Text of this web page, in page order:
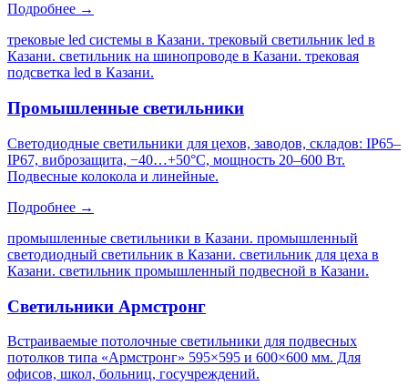
Подробнее →
трековые led системы в Казани. трековый светильник led в
Казани. светильник на шинопроводе в Казани. трековая
подсветка led в Казани.
Промышленные светильники
Светодиодные светильники для цехов, заводов, складов: IP65–
IP67, виброзащита, −40…+50°C, мощность 20–600 Вт.
Подвесные колокола и линейные.
Подробнее →
промышленные светильники в Казани. промышленный
светодиодный светильник в Казани. светильник для цеха в
Казани. светильник промышленный подвесной в Казани.
Светильники Армстронг
Встраиваемые потолочные светильники для подвесных
потолков типа «Армстронг» 595×595 и 600×600 мм. Для
офисов, школ, больниц, госучреждений.